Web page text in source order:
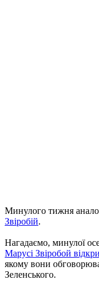
Минулого тижня
Звіробій.
Нагадаємо, минулої
Марусі Звіробой
якому вони
Зеленського.